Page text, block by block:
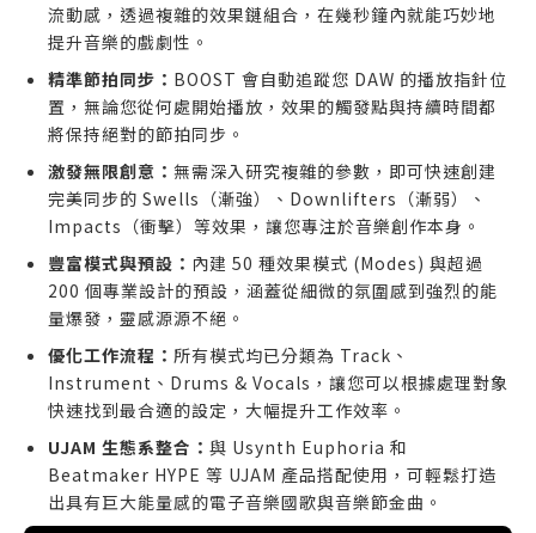
流動感，透過複雜的效果鏈組合，在幾秒鐘內就能巧妙地
提升音樂的戲劇性。
精準節拍同步： BOOST 會自動追蹤您 DAW 的播放指針位
置，無論您從何處開始播放，效果的觸發點與持續時間都
將保持絕對的節拍同步。
激發無限創意： 無需深入研究複雜的參數，即可快速創建
完美同步的 Swells（漸強）、Downlifters（漸弱）、
Impacts（衝擊）等效果，讓您專注於音樂創作本身。
豐富模式與預設： 內建 50 種效果模式 (Modes) 與超過
200 個專業設計的預設，涵蓋從細微的氛圍感到強烈的能
量爆發，靈感源源不絕。
優化工作流程： 所有模式均已分類為 Track、
Instrument、Drums & Vocals，讓您可以根據處理對象
快速找到最合適的設定，大幅提升工作效率。
UJAM 生態系整合： 與 Usynth Euphoria 和
Beatmaker HYPE 等 UJAM 產品搭配使用，可輕鬆打造
出具有巨大能量感的電子音樂國歌與音樂節金曲。